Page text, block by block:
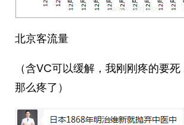
北京客流量
（含VC可以缓解，我刚刚疼的要
那么疼了）